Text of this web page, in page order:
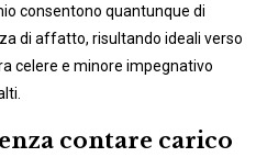
consentono quantunque di
di affatto, risultando ideali verso
celere e minore impegnativo
contare carico